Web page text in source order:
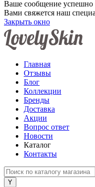
Ваше сообщение успешно
Вами свяжется наш
Закрыть окно
Главная
Отзывы
Блог
Коллекции
Бренды
Доставка
Акции
Вопрос ответ
Новости
Каталог
Контакты